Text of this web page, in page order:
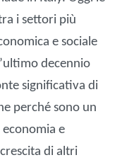
i settori più
e sociale
decennio
significativa di
perché sono un
e
di altri